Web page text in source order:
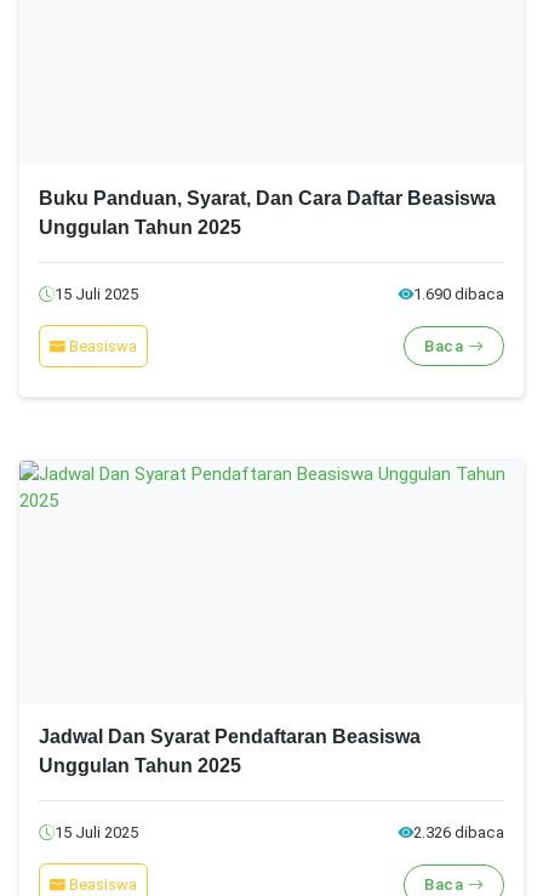
Buku Panduan, Syarat, Dan Cara Daftar Beasiswa
Unggulan Tahun 2025
15 Juli 2025 1.690 dibaca
Beasiswa Baca
Jadwal Dan Syarat Pendaftaran Beasiswa
Unggulan Tahun 2025
15 Juli 2025 2.326 dibaca
Beasiswa Baca